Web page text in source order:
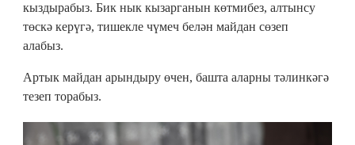
кыздырабыз. Бик нык кызарганын көтмибез, алтынсу
төскә керүгә, тишекле чүмеч белән майдан сөзеп
алабыз.
Артык майдан арындыру өчен, башта аларны тәлинкәгә
тезеп торабыз.